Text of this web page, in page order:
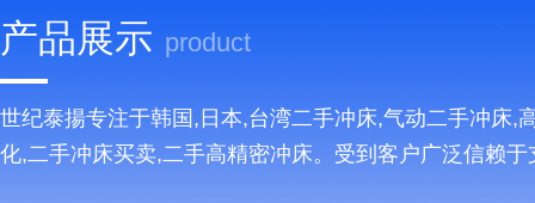
产品展示 product
世纪泰揚专注于韩国,日本,台湾二手冲床,气动二手冲床,
化,二手冲床买卖,二手高精密冲床。受到客户广泛信赖